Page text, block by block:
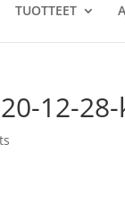
TUOTTEET
12-